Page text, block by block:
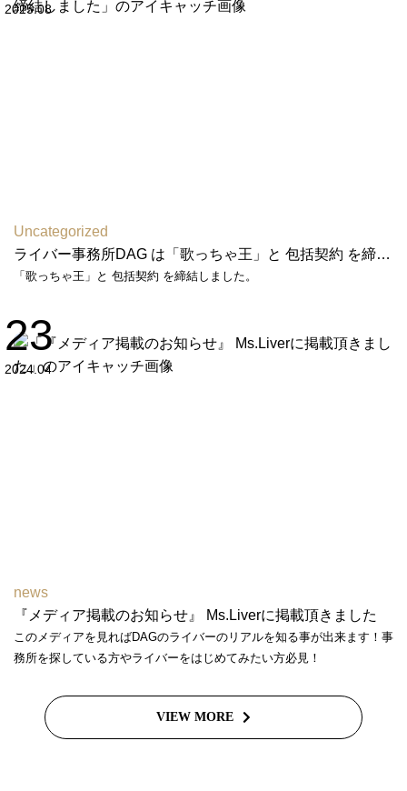
2025.08
Uncategorized
ライバー事務所DAG は「歌っちゃ王」と 包括契約 を締結しました
「歌っちゃ王」と 包括契約 を締結しました。
23
2024.04
news
『メディア掲載のお知らせ』 Ms.Liverに掲載頂きました
このメディアを見ればDAGのライバーのリアルを知る事が出来ます！事
務所を探している方やライバーをはじめてみたい方必見！
VIEW MORE